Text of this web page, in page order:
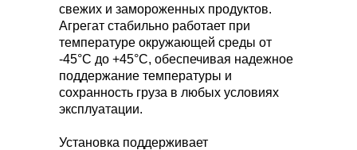
свежих и замороженных продуктов.
Агрегат стабильно работает при
температуре окружающей среды от
-45°C до +45°C, обеспечивая надежное
поддержание температуры и
сохранность груза в любых условиях
эксплуатации.
Установка поддерживает